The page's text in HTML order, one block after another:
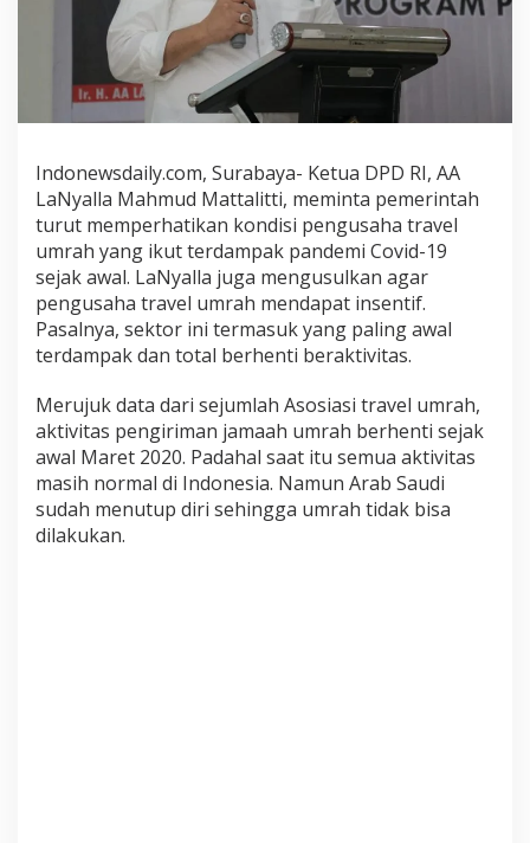
e
m
e
r
i
n
a
h
B
e
r
i
I
n
s
n
t
i
f
k
Indonewsdaily.com, Surabaya- Ketua DPD RI, AA
LaNyalla Mahmud Mattalitti, meminta pemerintah
turut memperhatikan kondisi pengusaha travel
umrah yang ikut terdampak pandemi Covid-19
sejak awal. LaNyalla juga mengusulkan agar
pengusaha travel umrah mendapat insentif.
Pasalnya, sektor ini termasuk yang paling awal
terdampak dan total berhenti beraktivitas.
Merujuk data dari sejumlah Asosiasi travel umrah,
aktivitas pengiriman jamaah umrah berhenti sejak
awal Maret 2020. Padahal saat itu semua aktivitas
masih normal di Indonesia. Namun Arab Saudi
sudah menutup diri sehingga umrah tidak bisa
dilakukan.